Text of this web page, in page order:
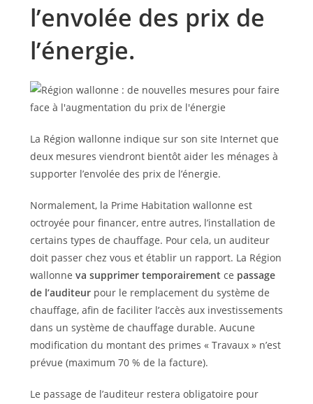
l’envolée des prix de
l’énergie.
La Région wallonne indique sur son site Internet que
deux mesures viendront bientôt aider les ménages à
supporter l’envolée des prix de l’énergie.
Normalement, la Prime Habitation wallonne est
octroyée pour financer, entre autres, l’installation de
certains types de chauffage. Pour cela, un auditeur
doit passer chez vous et établir un rapport. La Région
wallonne va supprimer temporairement ce passage
de l’auditeurpour le remplacement du système de
chauffage, afin de faciliter l’accès aux investissements
dans un système de chauffage durable. Aucune
modification du montant des primes « Travaux » n’est
prévue (maximum 70 % de la facture).
Le passage de l’auditeur restera obligatoire pour